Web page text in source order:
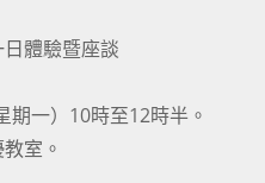
體驗暨座談
期一）10時至12時半。
室。